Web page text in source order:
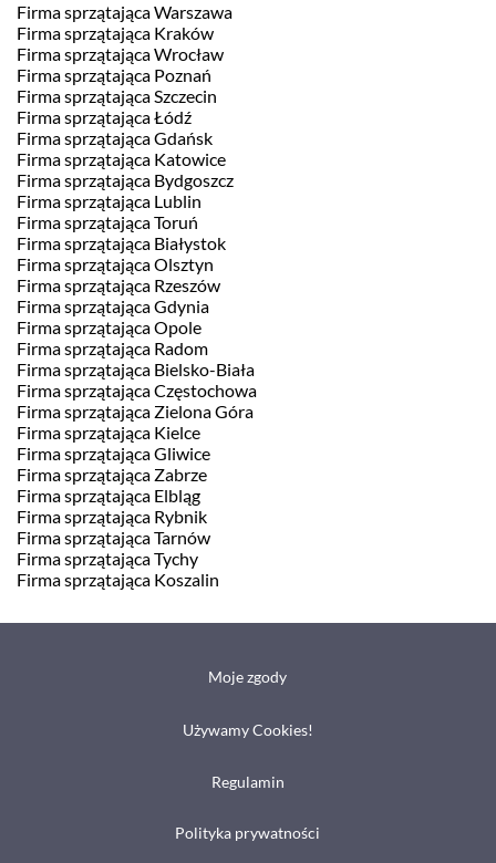
Firma sprzątająca Warszawa
Firma sprzątająca Kraków
Firma sprzątająca Wrocław
Firma sprzątająca Poznań
Firma sprzątająca Szczecin
Firma sprzątająca Łódź
Firma sprzątająca Gdańsk
Firma sprzątająca Katowice
Firma sprzątająca Bydgoszcz
Firma sprzątająca Lublin
Firma sprzątająca Toruń
Firma sprzątająca Białystok
Firma sprzątająca Olsztyn
Firma sprzątająca Rzeszów
Firma sprzątająca Gdynia
Firma sprzątająca Opole
Firma sprzątająca Radom
Firma sprzątająca Bielsko-Biała
Firma sprzątająca Częstochowa
Firma sprzątająca Zielona Góra
Firma sprzątająca Kielce
Firma sprzątająca Gliwice
Firma sprzątająca Zabrze
Firma sprzątająca Elbląg
Firma sprzątająca Rybnik
Firma sprzątająca Tarnów
Firma sprzątająca Tychy
Firma sprzątająca Koszalin
Moje zgody
Używamy Cookies!
Regulamin
Polityka prywatności